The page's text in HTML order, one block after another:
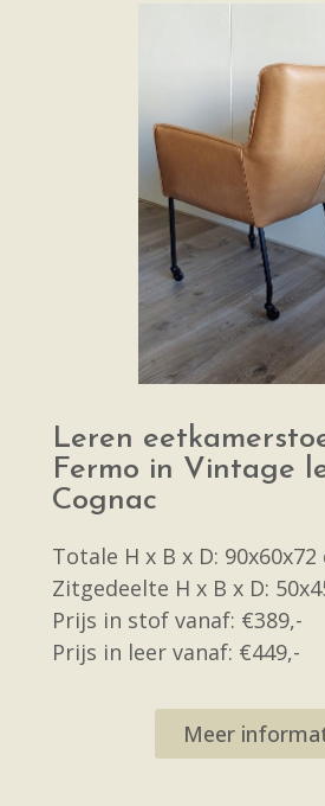
Leren
Fermo in Vintage
Cognac
Totale H x B x D: 90x60x72
Zitgedeelte H x B x D:
Prijs in stof vanaf: €389,-
Prijs in leer vanaf: €449,-
Meer